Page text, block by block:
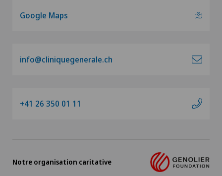
Google Maps
info@cliniquegenerale.ch
+41 26 350 01 11
Notre organisation caritative